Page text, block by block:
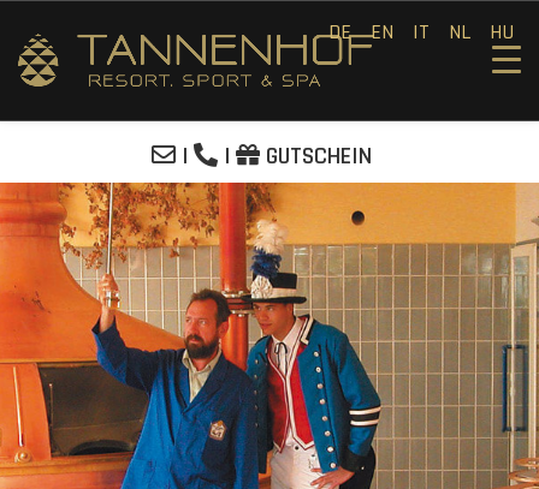
| | GUTSCHEIN
DE EN IT NL HU